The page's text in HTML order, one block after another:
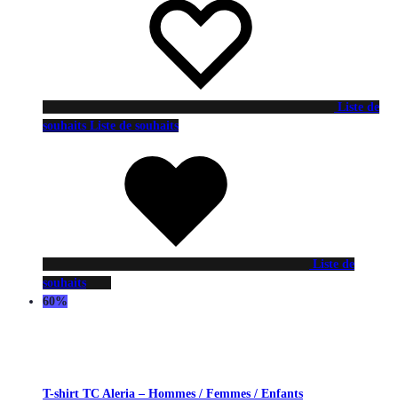
Liste de
souhaits Liste de souhaits
Liste de
souhaits
60%
T-shirt TC Aleria – Hommes / Femmes / Enfants